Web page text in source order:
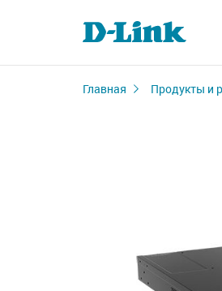
Главная Продукты и